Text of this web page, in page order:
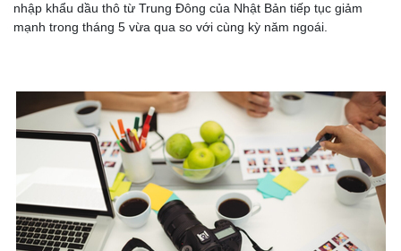
nhập khẩu dầu thô từ Trung Đông của Nhật Bản tiếp tục giảm
mạnh trong tháng 5 vừa qua so với cùng kỳ năm ngoái.